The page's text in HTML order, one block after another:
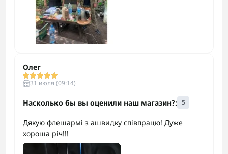
Олег
31 июля (09:14)
Насколько бы вы оценили наш магазин?: 5
Дякую флешармі з ашвидку співпрацю! Дуже
хороша річ!!!